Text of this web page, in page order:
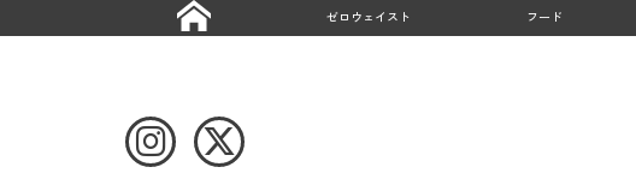
ゼロウェイスト フード